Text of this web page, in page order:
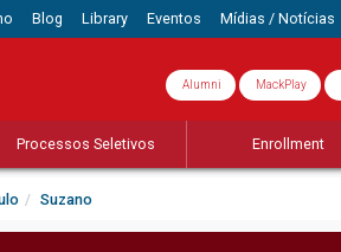
Blog Library Eventos Mídias / Notícias
Alumni MackPlay
Processos Seletivos Enrollment
Suzano